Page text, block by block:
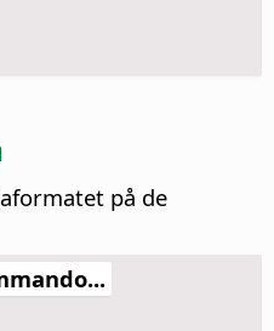
på de